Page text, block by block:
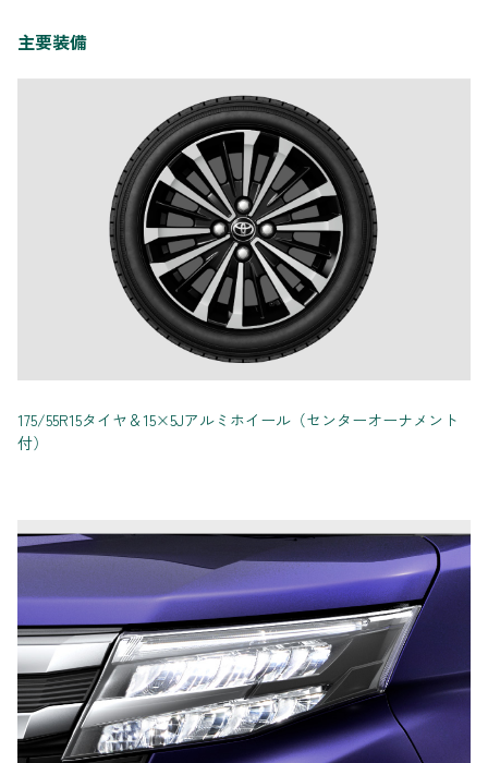
主要装備
175/55R15タイヤ＆15×5Jアルミホイール（センターオーナメント
付）